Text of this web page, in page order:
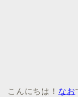
こんにちは！ なお